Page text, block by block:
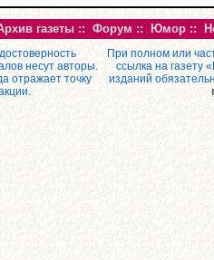
газеты :: Форум :: Юмор ::
несут авторы.
отражает точку
При полном или
ссылка на газету
изданий